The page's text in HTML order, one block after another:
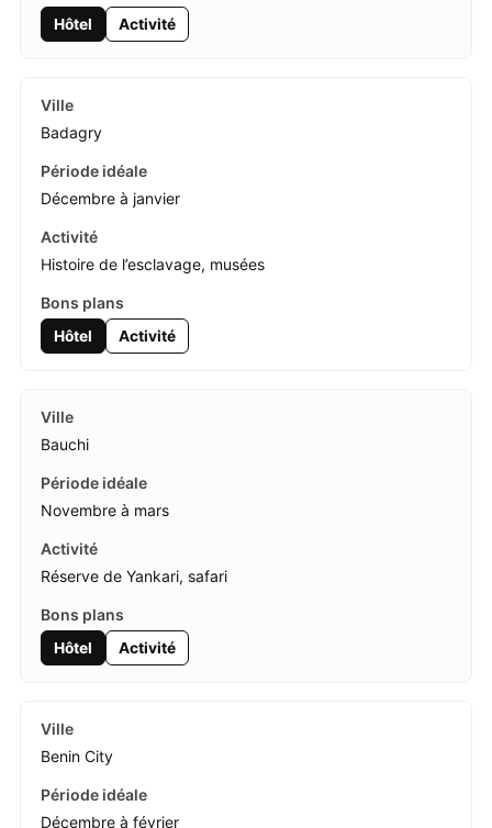
Hôtel Activité
Badagry
Décembre à janvier
Histoire de l’esclavage, musées
Hôtel Activité
Bauchi
Novembre à mars
Réserve de Yankari, safari
Hôtel Activité
Benin City
Décembre à février